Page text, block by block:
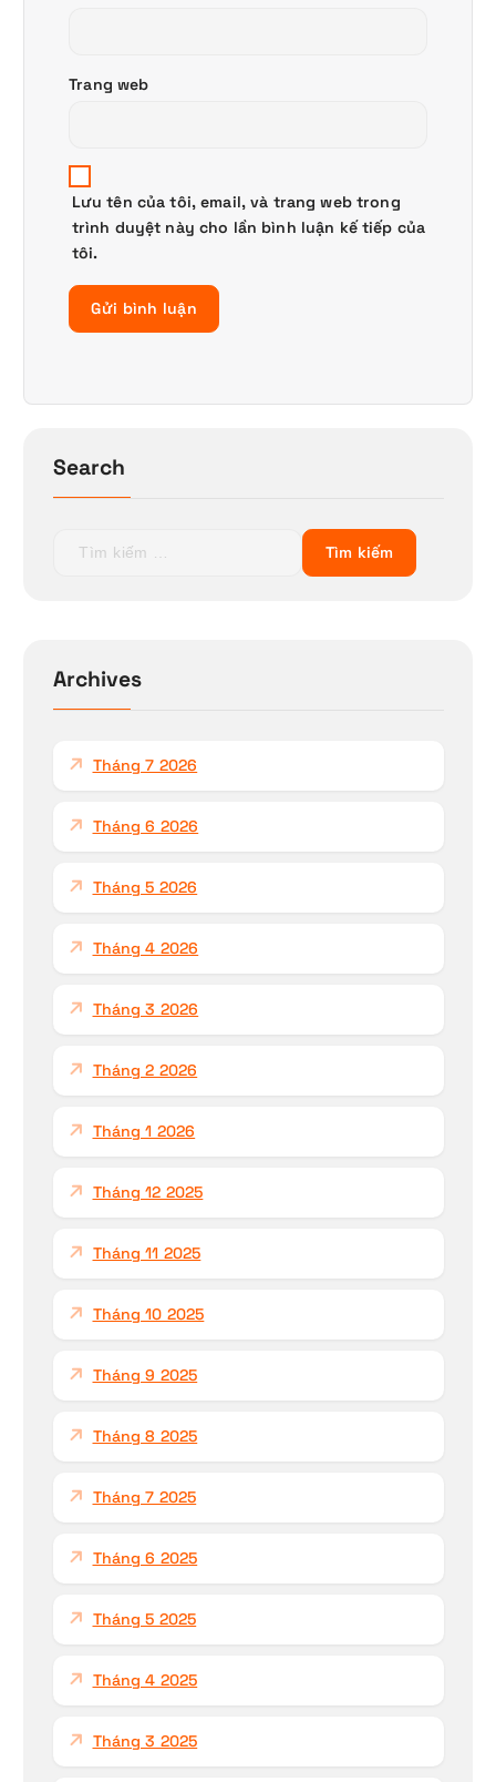
Trang web
Lưu tên của tôi, email, và trang web trong
trình duyệt này cho lần bình luận kế tiếp của
tôi.
Search
ế
m
Archives
Tháng 7 2026
Tháng 6 2026
Tháng 5 2026
Tháng 4 2026
Tháng 3 2026
Tháng 2 2026
Tháng 1 2026
Tháng 12 2025
Tháng 11 2025
Tháng 10 2025
Tháng 9 2025
Tháng 8 2025
Tháng 7 2025
Tháng 6 2025
Tháng 5 2025
Tháng 4 2025
Tháng 3 2025